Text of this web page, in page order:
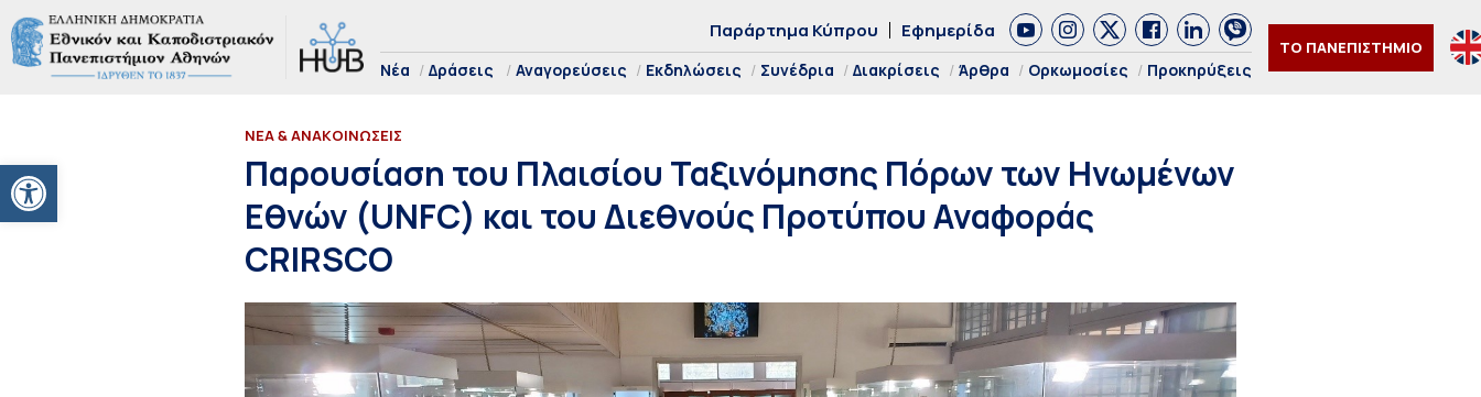
Ανοίξτε τη γραμμή εργαλείων
Παράρτημα Κύπρου Εφημερίδα
Νέα Δράσεις Αναγορεύσεις Εκδηλώσεις Συνέδρια Διακρίσεις Άρθρα Ορκωμοσίες Προκηρύξεις
ΤΟ ΠΑΝΕΠΙΣΤΗΜΙΟ
ΝΕΑ & ΑΝΑΚΟΙΝΩΣΕΙΣ
Παρουσίαση του Πλαισίου Ταξινόμησης Πόρων των Ηνωμένων
Εθνών (UNFC) και του Διεθνούς Προτύπου Αναφοράς
CRIRSCO